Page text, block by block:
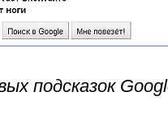
подсказок